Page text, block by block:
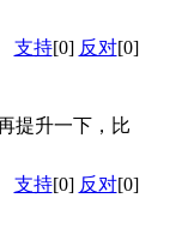
支持[0] 反对[0]
提升一下，比
支持[0] 反对[0]